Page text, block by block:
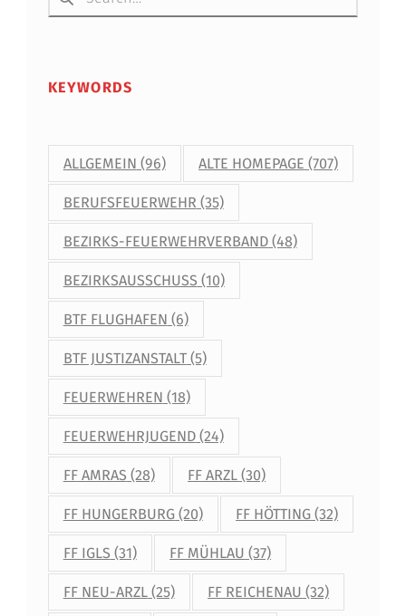
KEYWORDS
ALLGEMEIN (96) ALTE HOMEPAGE (707)
BERUFSFEUERWEHR (35)
BEZIRKS-FEUERWEHRVERBAND(48)
BEZIRKSAUSSCHUSS (10)
BTF FLUGHAFEN (6)
BTF JUSTIZANSTALT(5)
FEUERWEHREN (18)
FEUERWEHRJUGEND(24)
FF AMRAS (28) FF ARZL (30)
FF HUNGERBURG(20) FF HÖTTING (32)
FF IGLS (31) FF MÜHLAU (37)
FF NEU-ARZL(25) FF REICHENAU (32)